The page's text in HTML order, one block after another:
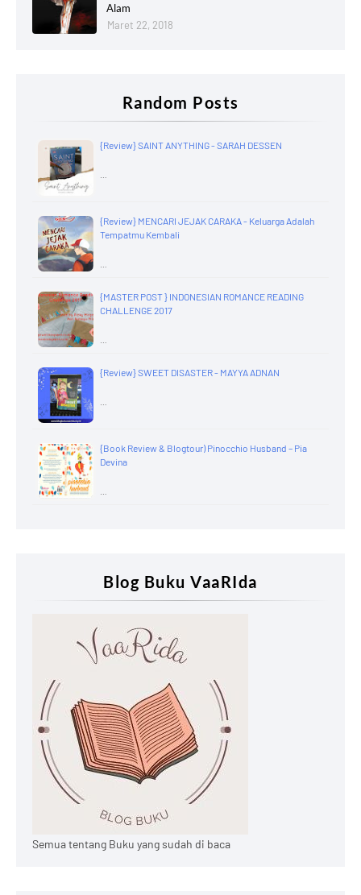
Alam
Maret 22, 2018
Random Posts
{Review} SAINT ANYTHING - SARAH DESSEN
{Review} MENCARI JEJAK CARAKA - Keluarga Adalah
Tempatmu Kembali
{MASTER POST } INDONESIAN ROMANCE READING
CHALLENGE 2017
{Review} SWEET DISASTER - MAYYA ADNAN
{Book Review & Blogtour) Pinocchio Husband – Pia
Devina
Blog Buku VaaRIda
Semua tentang Buku yang sudah di baca